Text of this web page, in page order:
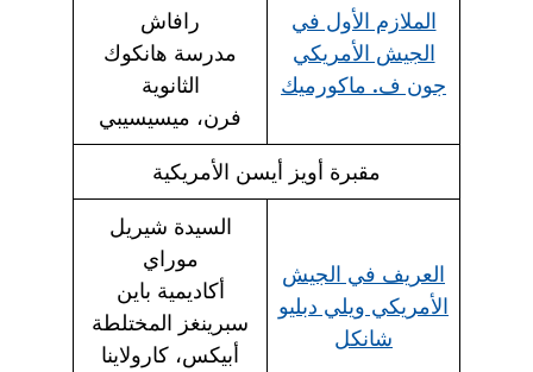
الملازم الأول في
الجيش الأمريكي
جون ف. ماكورميك
رافاش
مدرسة هانكوك
الثانوية
فرن، ميسيسيبي
مقبرة أويز أيسن الأمريكية
العريف في الجيش
الأمريكي ويلي دبليو
شانكل
السيدة شيريل
موراي
أكاديمية باين
سبرينغز المختلطة
أبيكس، كارولاينا